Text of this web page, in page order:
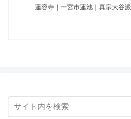
蓮容寺｜一宮市蓮池｜真宗大谷派